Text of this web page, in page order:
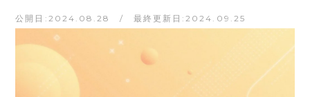
公開日:2024.08.28 / 最終更新日:2024.09.25